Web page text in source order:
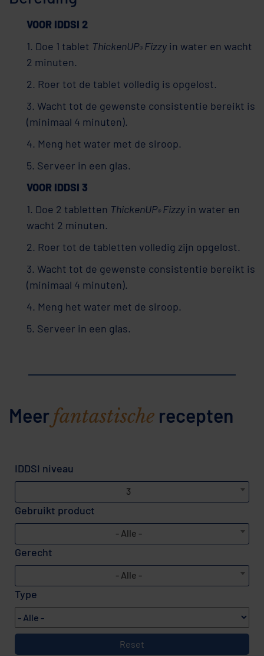
VOOR IDDSI 2
1. Doe 1 tablet ThickenUP® Fizzy in water en wacht
2 minuten.
2. Roer tot de tablet volledig is opgelost.
3. Wacht tot de gewenste consistentie bereikt is
(minimaal 4 minuten).
4. Meng het water met de siroop.
5. Serveer in een glas.
VOOR IDDSI 3
1. Doe 2 tabletten ThickenUP® Fizzy in water en
wacht 2 minuten.
2. Roer tot de tabletten volledig zijn opgelost.
3. Wacht tot de gewenste consistentie bereikt is
(minimaal 4 minuten).
4. Meng het water met de siroop.
5. Serveer in een glas.
Meerfantastische recepten
IDDSI niveau
3
Gebruikt product
- Alle -
Gerecht
- Alle -
Type